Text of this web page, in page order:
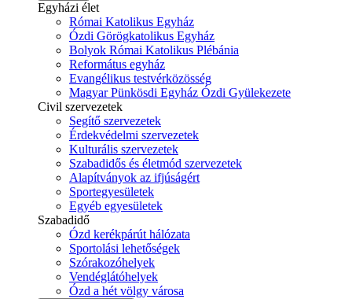
Egyházi élet
Római Katolikus Egyház
Ózdi Görögkatolikus Egyház
Bolyok Római Katolikus Plébánia
Református egyház
Evangélikus testvérközösség
Magyar Pünkösdi Egyház Ózdi Gyülekezete
Civil szervezetek
Segítő szervezetek
Érdekvédelmi szervezetek
Kulturális szervezetek
Szabadidős és életmód szervezetek
Alapítványok az ifjúságért
Sportegyesületek
Egyéb egyesületek
Szabadidő
Ózd kerékpárút hálózata
Sportolási lehetőségek
Szórakozóhelyek
Vendéglátóhelyek
Ózd a hét völgy városa